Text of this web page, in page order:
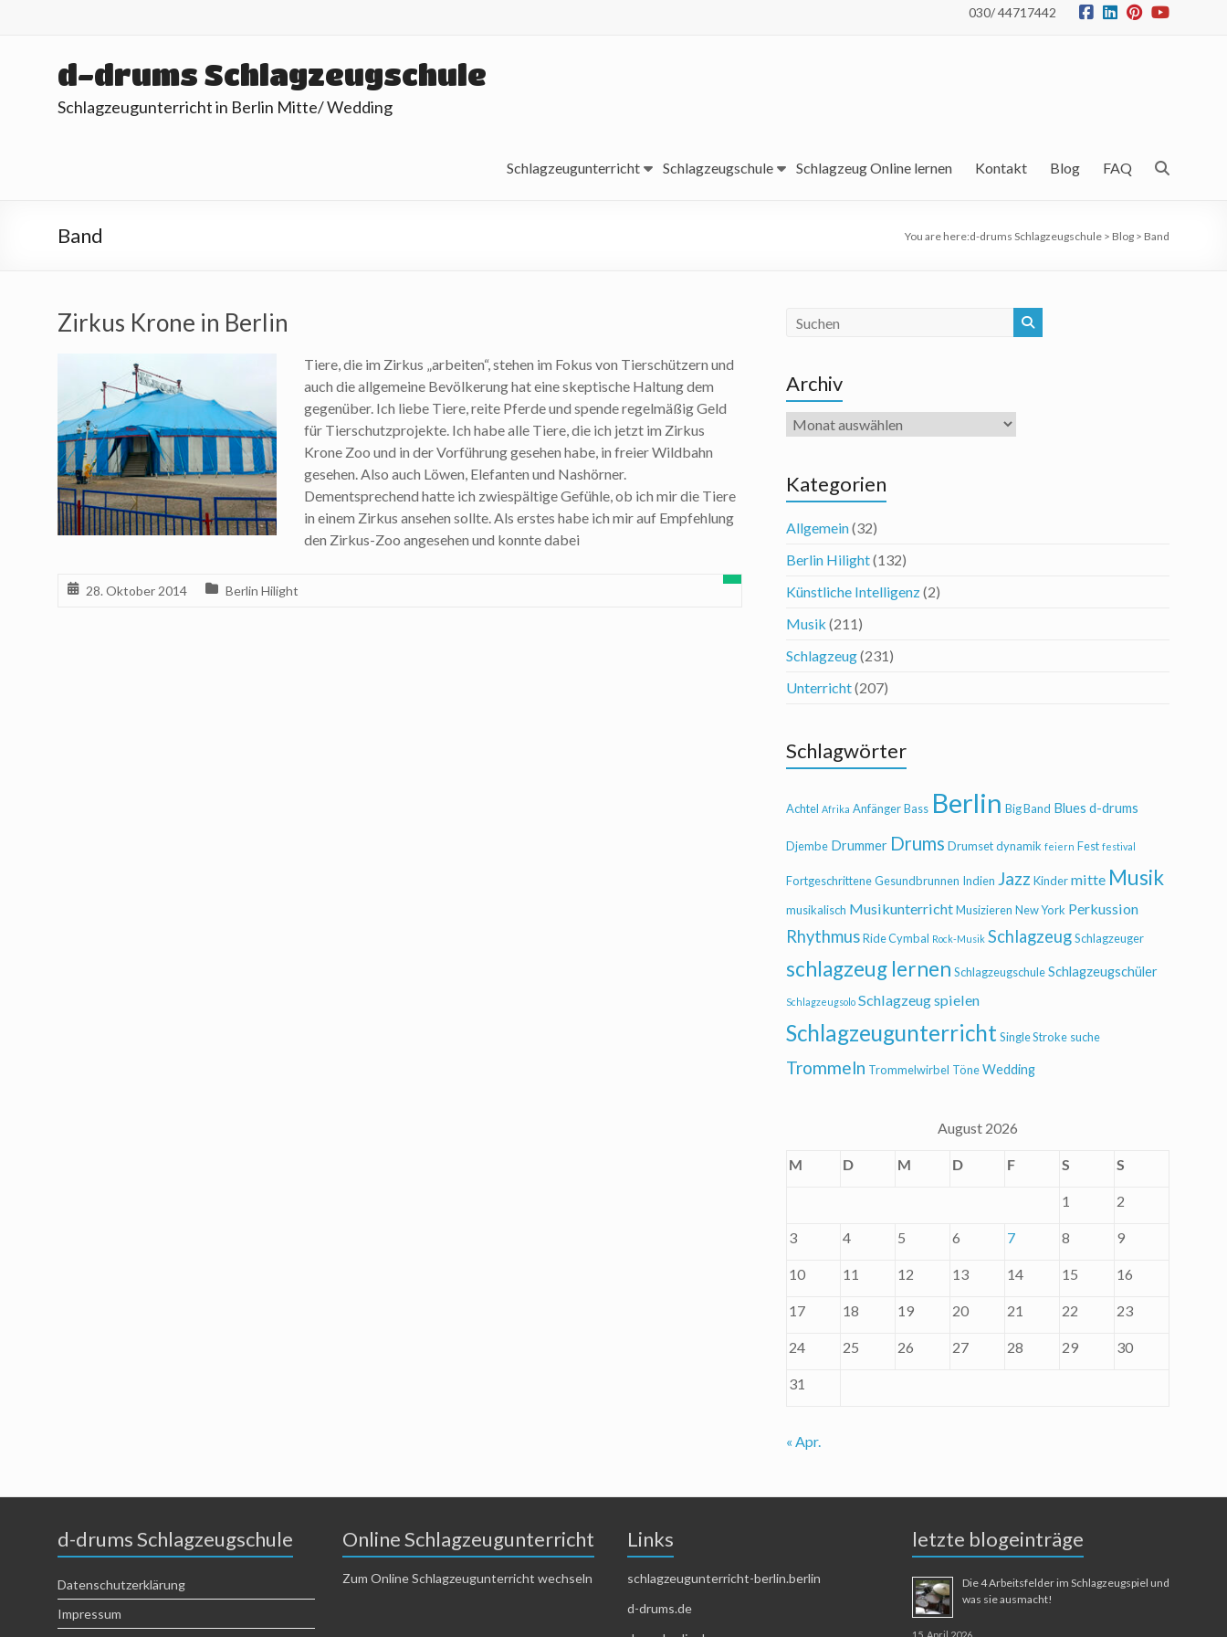
030/ 44717442
d-drums Schlagzeugschule
Schlagzeugunterricht in Berlin Mitte/ Wedding
Schlagzeugunterricht Schlagzeugschule Schlagzeug Online lernen Kontakt Blog FAQ
Band You are here:d-drums Schlagzeugschule > Blog > Band
Zirkus Krone in Berlin
Tiere, die im Zirkus „arbeiten“, stehen im Fokus von Tierschützern und
auch die allgemeine Bevölkerung hat eine skeptische Haltung dem
gegenüber. Ich liebe Tiere, reite Pferde und spende regelmäßig Geld
für Tierschutzprojekte. Ich habe alle Tiere, die ich jetzt im Zirkus
Krone Zoo und in der Vorführung gesehen habe, in freier Wildbahn
gesehen. Also auch Löwen, Elefanten und Nashörner.
Dementsprechend hatte ich zwiespältige Gefühle, ob ich mir die Tiere
in einem Zirkus ansehen sollte. Als erstes habe ich mir auf Empfehlung
den Zirkus-Zoo angesehen und konnte dabei
28. Oktober 2014 Berlin Hilight
Archiv
Archiv
Kategorien
Allgemein(32)
Berlin Hilight(132)
Künstliche Intelligenz(2)
Musik (211)
Schlagzeug(231)
Unterricht(207)
Schlagwörter
Achtel Afrika AnfängerBass Berlin Big Band Blues d-drums
Djembe Drummer Drums Drumsetdynamik feiern Fest festival
FortgeschritteneGesundbrunnen Indien Jazz Kindermitte Musik
musikalisch MusikunterrichtMusizieren New York Perkussion
RhythmusRide Cymbal Rock-Musik SchlagzeugSchlagzeuger
schlagzeug lernen SchlagzeugschuleSchlagzeugschüler
Schlagzeugsolo Schlagzeug spielen
SchlagzeugunterrichtSingle Stroke suche
Trommeln Trommelwirbel TöneWedding
August 2026
M D M D F S S
1 2
3 4 5 6 7 8 9
10 11 12 13 14 15 16
17 18 19 20 21 22 23
24 25 26 27 28 29 30
31
« Apr.
d-drums Schlagzeugschule
Datenschutzerklärung
Impressum
Online Schlagzeugunterricht
Zum Online Schlagzeugunterricht wechseln
Links
schlagzeugunterricht-berlin.berlin
d-drums.de
letzte blogeinträge
Die 4 Arbeitsfelder im Schlagzeugspiel und
was sie ausmacht!